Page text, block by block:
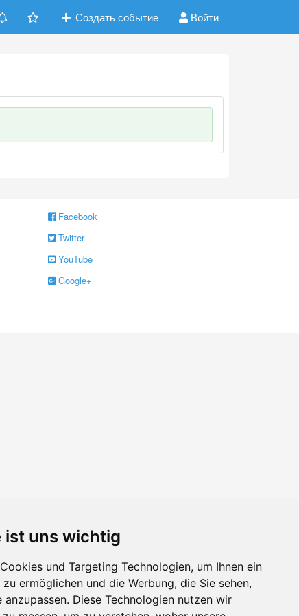
ist uns wichtig
und Targeting Technologien, um Ihnen ein
ermöglichen und die Werbung, die Sie sehen,
anzupassen. Diese Technologien nutzen wir
Создать событие Войти
Facebook
Twitter
YouTube
Google+